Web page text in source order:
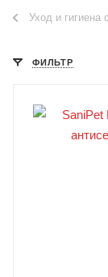
Уход и гигиена
ФИЛЬТР